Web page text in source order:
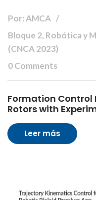
Por: AMCA
Bloque 2, Robótica y
(CNCA 2023)
0 Comments
Formation
Rotors with
Leer más